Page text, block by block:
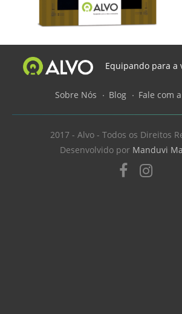
Equipando para a
Sobre Nós Blog Fale com
2017 - Alvo - Todos os Direitos
Desenvolvido por Manduvi